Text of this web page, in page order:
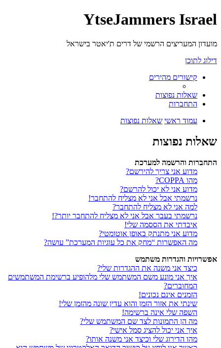
YtseJammers Israel
מועדון המעריצים הרשמי של דרים ת'יאטר בישראל
דילוג לתוכן
קישורים מהירים
שאלות נפוצות
התחברות
עמוד ראשי שאלות נפוצות
שאלות נפוצות
התחברות והרשמה למערכת
מדוע אני צריך להירשם?
מהו COPPA?
מדוע אני לא יכול להרשם?
נרשמתי אבל אני לא מצליח להתחבר!
למה אני לא מצליח להתחבר?
נרשמתי בעבר אבל אני לא מצליח להתחבר יותר?!
איבדתי את הססמה שלי!
מדוע אני מתנתק באופן אוטומטי?
מה האפשרות “מחק את כל עוגיות המערכת” עושה?
אפשרויות והגדרות משתמש
כיצד אני משנה את ההגדרות שלי?
איך אני מונע משם המשתמש שלי מלהופיע ברשימת המשתמשים
המחוברים?
הזמנים אינם נכונים!
שינתי את אזור הזמן והוא עדין שונה מהזמן שלי!
השפה שלי אינה ברשימה!
מה הן התמונות לצד שם המשתמש שלי?
איך אני יכול להציג סמל אישי?
מהו הדירוג שלי וכיצד אני משנה אותו?